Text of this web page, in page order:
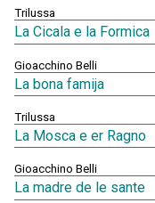
Trilussa
La Cicala e la Formica
Gioacchino Belli
La bona famija
Trilussa
La Mosca e er Ragno
Gioacchino Belli
La madre de le sante